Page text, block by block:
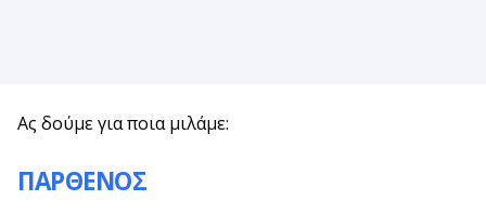
Ας δούμε για ποια μιλάμε:
ΠΑΡΘΕΝΟΣ